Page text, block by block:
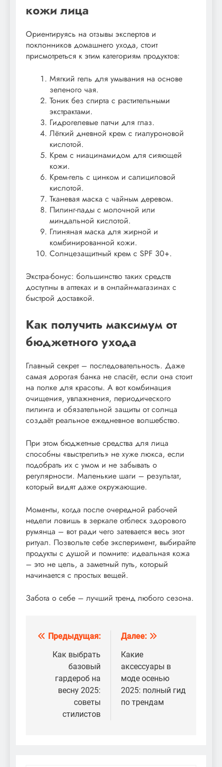
кожи лица
Ориентируясь на отзывы экспертов и
поклонников домашнего ухода, стоит
присмотреться к этим категориям продуктов:
Мягкий гель для умывания на основе
зеленого чая.
Тоник без спирта с растительными
экстрактами.
Гидрогелевые патчи для глаз.
Лёгкий дневной крем с гиалуроновой
кислотой.
Крем с ниацинамидом для сияющей
кожи.
Крем-гель с цинком и салициловой
кислотой.
Тканевая маска с чайным деревом.
Пилинг-пады с молочной или
миндальной кислотой.
Глиняная маска для жирной и
комбинированной кожи.
Солнцезащитный крем с SPF 30+.
Экстра-бонус: большинство таких средств
доступны в аптеках и в онлайн-магазинах с
быстрой доставкой.
Как получить максимум от
бюджетного ухода
Главный секрет – последовательность. Даже
самая дорогая банка не спасёт, если она стоит
на полке для красоты. А вот комбинация
очищения, увлажнения, периодического
пилинга и обязательной защиты от солнца
создаёт реальное ежедневное волшебство.
При этом бюджетные средства для лица
способны «выстрелить» не хуже люкса, если
подобрать их с умом и не забывать о
регулярности. Маленькие шаги – результат,
который видят даже окружающие.
Моменты, когда после очередной рабочей
недели ловишь в зеркале отблеск здорового
румянца – вот ради чего затевается весь этот
ритуал. Позвольте себе эксперимент, выбирайте
продукты с душой и помните: идеальная кожа
– это не цель, а заметный путь, который
начинается с простых вещей.
Забота о себе – лучший тренд любого сезона.
Навигация
записям
Предыдущая:
Как выбрать
базовый
гардероб на
весну 2025:
советы
стилистов
Далее:
Какие
аксессуары в
моде осенью
2025: полный гид
по трендам